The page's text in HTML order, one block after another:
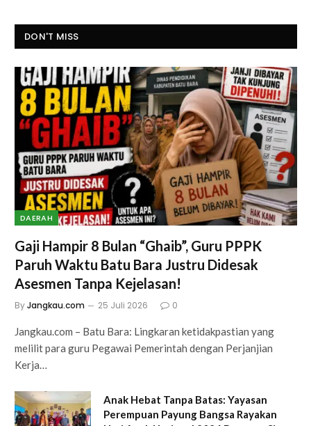
DON'T MISS
DAERAH
Gaji Hampir 8 Bulan “Ghaib”, Guru PPPK
Paruh Waktu Batu Bara Justru Didesak
Asesmen Tanpa Kejelasan!
ByJangkau.com 25 Juli 2026 0
Jangkau.com – Batu Bara: Lingkaran ketidakpastian yang
melilit para guru Pegawai Pemerintah dengan Perjanjian
Kerja…
Anak Hebat Tanpa Batas: Yayasan
Perempuan Payung Bangsa Rayakan